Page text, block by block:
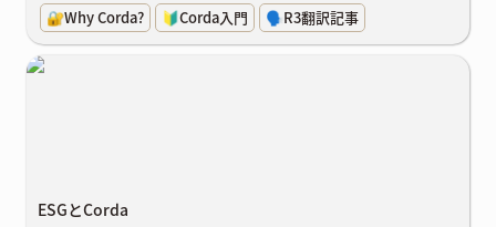
🔐Why Corda?
🔰Corda入門 🗣️R3翻訳記事
ESGとCorda
ESGとCorda